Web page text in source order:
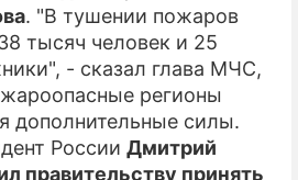
. "В тушении пожаров
тысяч человек и 25
- сказал глава МЧС,
регионы
дополнительные силы.
России Дмитрий
правительству принять